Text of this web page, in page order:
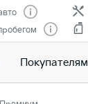
Покупателям